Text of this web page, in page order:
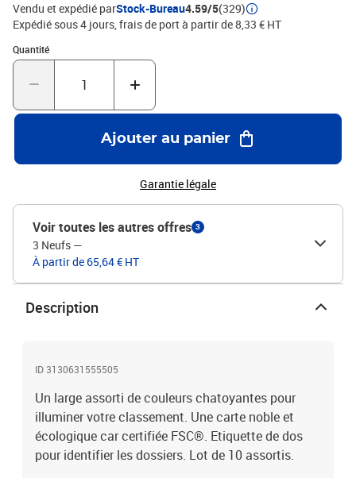
Vendu et expédié parStock-Bureau4.59/5(329)
Expédié sous 4 jours, frais de port à partir de 8,33 € HT
Quantité
Quantité : 1
Ajouter au panier
Garantie légale
Voir toutes les autres offres 3
3 Neufs —
À partir de 65,64 € HT
Description
ID 3130631555505
Un large assorti de couleurs chatoyantes pour
illuminer votre classement. Une carte noble et
écologique car certifiée FSC®. Etiquette de dos
pour identifier les dossiers. Lot de 10 assortis.